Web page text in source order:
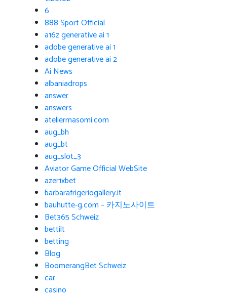
6
888 Sport Official
a16z generative ai 1
adobe generative ai 1
adobe generative ai 2
Ai News
albaniadrops
answer
answers
ateliermasomi.com
aug_bh
aug_bt
aug_slot_3
Aviator Game Official WebSite
azer1xbet
barbarafrigeriogallery.it
bauhutte-g.com – 카지노사이트
Bet365 Schweiz
bettilt
betting
Blog
BoomerangBet Schweiz
car
casino